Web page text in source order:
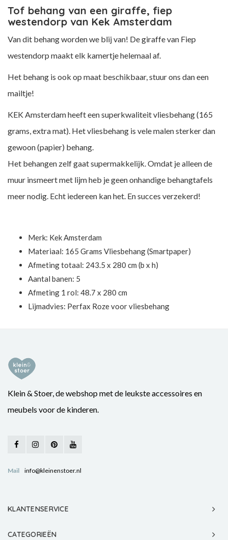
Tof behang van een giraffe, fiep
westendorp van Kek Amsterdam
Van dit behang worden we blij van! De giraffe van Fiep
westendorp maakt elk kamertje helemaal af.
Het behang is ook op maat beschikbaar, stuur ons dan een
mailtje!
KEK Amsterdam heeft een superkwaliteit vliesbehang (165
grams, extra mat). Het vliesbehang is vele malen sterker dan
gewoon (papier) behang.
Het behangen zelf gaat supermakkelijk. Omdat je alleen de
muur insmeert met lijm heb je geen onhandige behangtafels
meer nodig. Echt iedereen kan het. En succes verzekerd!
Merk: Kek Amsterdam
Materiaal: 165 Grams Vliesbehang (Smartpaper)
Afmeting totaal: 243.5 x 280 cm (b x h)
Aantal banen: 5
Afmeting 1 rol: 48.7 x 280 cm
Lijmadvies: Perfax Roze voor vliesbehang
Klein & Stoer, de webshop met de leukste accessoires en
meubels voor de kinderen.
Mail info@kleinenstoer.nl
KLANTENSERVICE
CATEGORIEËN